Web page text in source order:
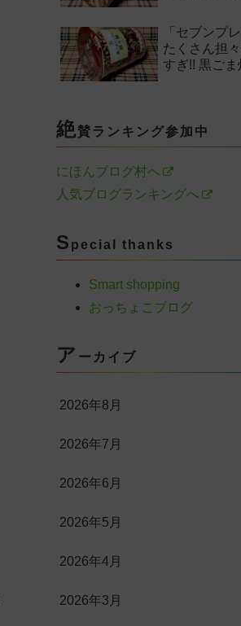
「セブンプ
たくさん担
すぎ!! 黒ご
絶賛ランキング参加中
にほんブログ村へ
人気ブログランキングへ
S pecial thanks
Smart shopping
おっちょこブログ
ア ーカイブ
2026年8月
2026年7月
2026年6月
2026年5月
2026年4月
2026年3月